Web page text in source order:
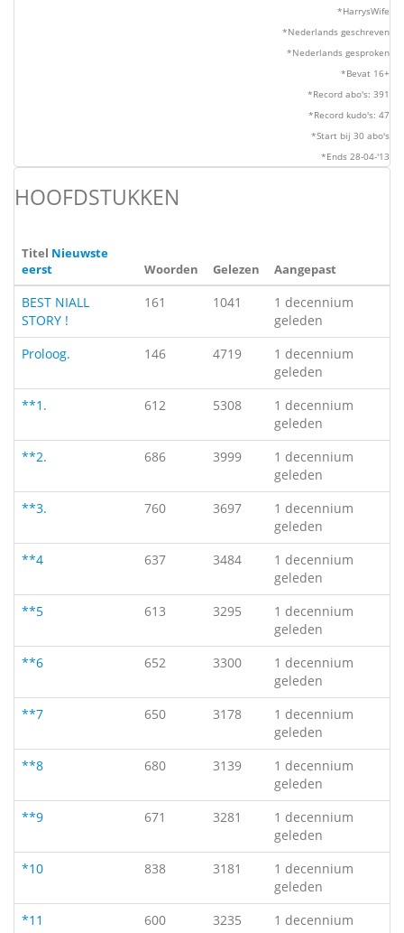
*HarrysWife
*Nederlands geschreven
*Nederlands gesproken
*Bevat 16+
*Record abo's: 391
*Record kudo's: 47
*Start bij 30 abo's
*Ends 28-04-'13
HOOFDSTUKKEN
Titel Nieuwste
eerst
Woorden Gelezen Aangepast
BEST NIALL
STORY !
161 1041
1 decennium
geleden
Proloog.
146 4719
1 decennium
geleden
**1.
612 5308
1 decennium
geleden
**2.
686 3999
1 decennium
geleden
**3.
760 3697
1 decennium
geleden
**4
637 3484
1 decennium
geleden
**5
613 3295
1 decennium
geleden
**6
652 3300
1 decennium
geleden
**7
650 3178
1 decennium
geleden
**8
680 3139
1 decennium
geleden
**9
671 3281
1 decennium
geleden
*10
838 3181
1 decennium
geleden
*11
600 3235
1 decennium